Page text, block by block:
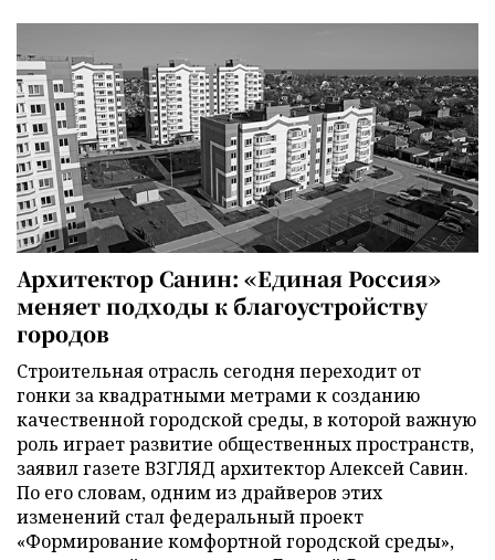
Архитектор Санин: «Единая Россия»
меняет подходы к благоустройству
городов
Строительная отрасль сегодня переходит от
гонки за квадратными метрами к созданию
качественной городской среды, в которой важную
роль играет развитие общественных пространств,
заявил газете ВЗГЛЯД архитектор Алексей Савин.
По его словам, одним из драйверов этих
изменений стал федеральный проект
«Формирование комфортной городской среды»,